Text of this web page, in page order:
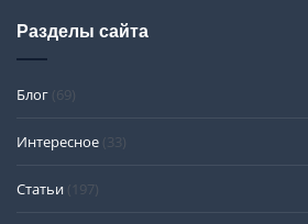
Разделы сайта
Блог (69)
Интересное (33)
Статьи (197)